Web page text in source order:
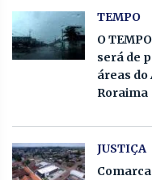
TEMPO
O
será de
áreas do
Roraima
JUSTIÇA